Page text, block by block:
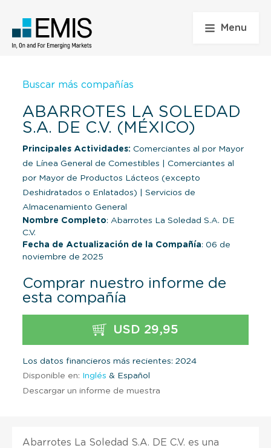
Menu
Buscar más compañías
ABARROTES LA SOLEDAD
S.A. DE C.V. (MÉXICO)
Principales Actividades: Comerciantes al por Mayor
de Línea General de Comestibles
Comerciantes al
por Mayor de Productos Lácteos (excepto
Deshidratados o Enlatados)
Servicios de
Almacenamiento General
Nombre Completo: Abarrotes La Soledad S.A. DE
C.V.
Fecha de Actualización de la Compañía: 06 de
noviembre de 2025
Comprar nuestro informe de
esta compañía
USD 29,95
Los datos financieros más recientes: 2024
Disponible en: Inglés & Español
Descargar un informe de muestra
Abarrotes La Soledad S.A. DE C.V. es una